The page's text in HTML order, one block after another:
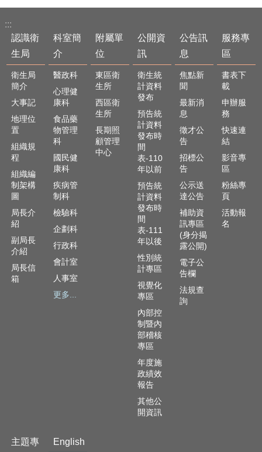
網
導
覽
局
長
信
箱
粉
絲
專
頁
資
訊
安
全
政
策
隱
私
:::
認識衛
生局
衛生局
簡介
大事記
地理位
置
組織規
程
組織編
制架構
圖
局長介
紹
副局長
介紹
局長信
箱
科室簡
介
醫政科
心理健
康科
食品藥
物管理
科
國民健
康科
疾病管
制科
檢驗科
企劃科
行政科
會計室
人事室
更多...
附屬單
位
東區衛
生所
西區衛
生所
長期照
顧管理
中心
公開資
訊
衛生統
計資料
發布
預告統
計資料
發布時
間
表-110
年以前
預告統
計資料
發布時
間
表-111
年以後
性別統
計專區
視覺化
專區
內部控
制暨內
部稽核
專區
年度施
政績效
報告
其他公
開資訊
公告訊
息
焦點新
聞
最新消
息
徵才公
告
招標公
告
公示送
達公告
補助資
訊專區
(身分揭
露公開)
電子公
告欄
法規查
詢
服務專
區
書表下
載
申辦服
務
快速連
結
影音專
區
粉絲專
頁
活動報
名
主題專
English